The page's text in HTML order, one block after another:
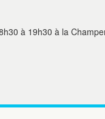
à 19h30 à la